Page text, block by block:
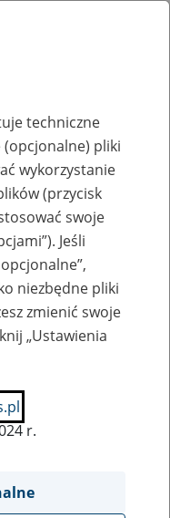
lub
pracy
techniczne
pliki
wykorzystanie
(przycisk
swoje
Jeśli
niezbędne pliki
zmienić swoje
„Ustawienia
r.